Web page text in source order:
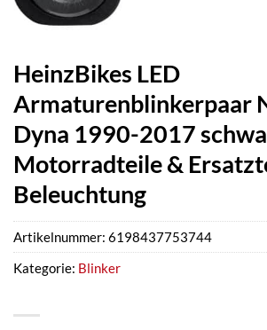
HeinzBikes LED
Armaturenblinkerpaar
Dyna 1990-2017
Motorradteile &
Beleuchtung
Artikelnummer: 6198437753744
Kategorie: Blinker